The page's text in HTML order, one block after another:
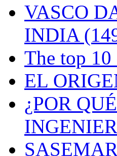
VASCO
INDIA
The top
EL
¿POR